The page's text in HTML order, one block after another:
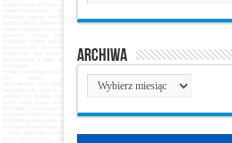
Archiwa
Archiwa